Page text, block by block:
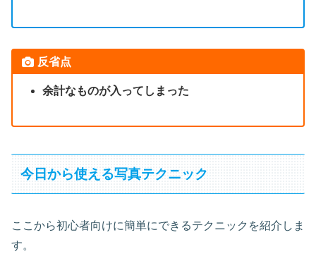
反省点
余計なものが入ってしまった
今日から使える写真テクニック
ここから初心者向けに簡単にできるテクニックを紹介しま
す。